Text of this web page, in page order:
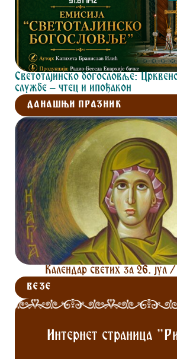
Светотајинско богословље:
службе – чтец и ипођакон
ДАНАШЊИ ПРАЗНИК
Календар светих за 26. јул
ВЕЗЕ
Интернет страница